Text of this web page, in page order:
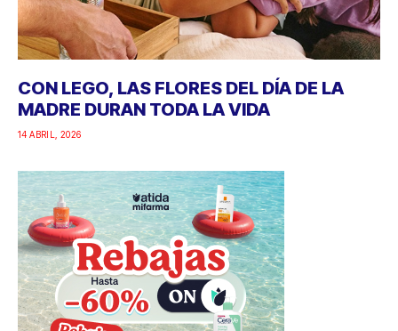
CON LEGO, LAS FLORES DEL DÍA DE LA
MADRE DURAN TODA LA VIDA
14 ABRIL, 2026